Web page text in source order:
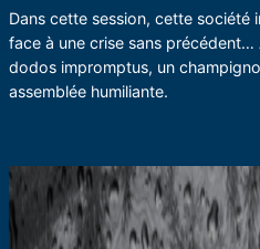
Dans cette session, cette société
face à une crise sans précédent…
dodos impromptus, un
assemblée humiliante.